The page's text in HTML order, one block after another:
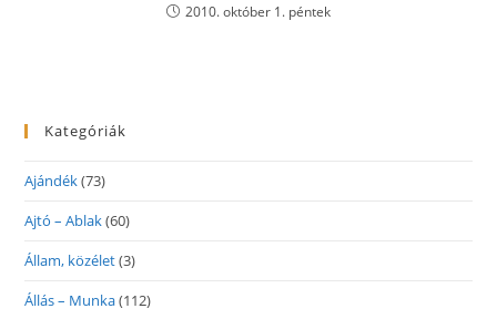
2010. október 1. péntek
Kategóriák
Ajándék(73)
Ajtó – Ablak(60)
Állam, közélet(3)
Állás – Munka(112)